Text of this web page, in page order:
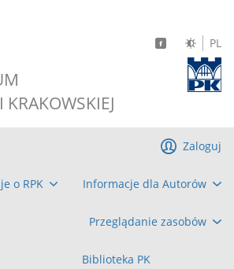
PL
o RPK Informacje dla Autorów
Przeglądanie zasobów
Biblioteka PK
Zaloguj